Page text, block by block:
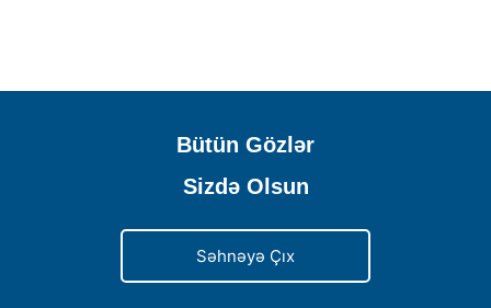
Bütün Gözlər
Sizdə Olsun
Səhnəyə Çıx